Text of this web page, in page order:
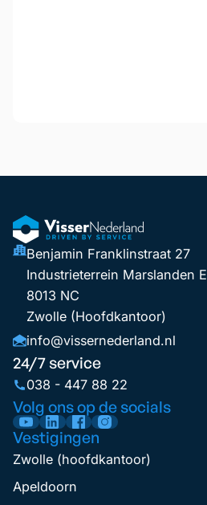
Benjamin Franklinstraat 27
Industrieterrein Marslanden E
8013 NC
Zwolle (Hoofdkantoor)
info@vissernederland.nl
24/7 service
038 - 447 88 22
Volg ons op de socials
Vestigingen
Zwolle (hoofdkantoor)
Apeldoorn